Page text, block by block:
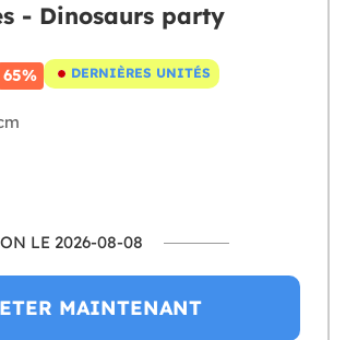
- Dinosaurs party
65% DERNIÈRES UNITÉS
LE 2026-08-08
MAINTENANT